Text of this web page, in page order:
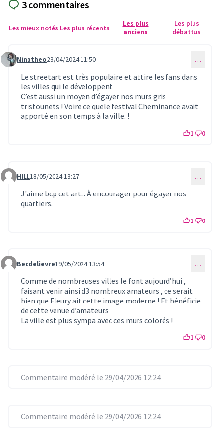
3 commentaires
Les mieux notés Les plus récents
Les plus
anciens
Les plus
débattus
Commentaire 839
Ninatheo23/04/2024 11:50 …
Le streetart est très populaire et attire les fans dans
les villes qui le développent
C’est aussi un moyen d’égayer nos murs gris
tristounets ! Voire ce quele festival Cheminance avait
apporté en son temps à la ville. !
1 0
Commentaire 856
HILL18/05/2024 13:27 …
J'aime bcp cet art... À encourager pour égayer nos
quartiers.
1 0
Commentaire 859
Becdelievre19/05/2024 13:54 …
Comme de nombreuses villes le font aujourd’hui ,
faisant venir ainsi d3 nombreux amateurs , ce serait
bien que Fleury ait cette image moderne ! Et bénéficie
de cette venue d’amateurs
La ville est plus sympa avec ces murs colorés !
1 0
Commentaire modéré le 29/04/2026 12:24
Commentaire modéré le 29/04/2026 12:24